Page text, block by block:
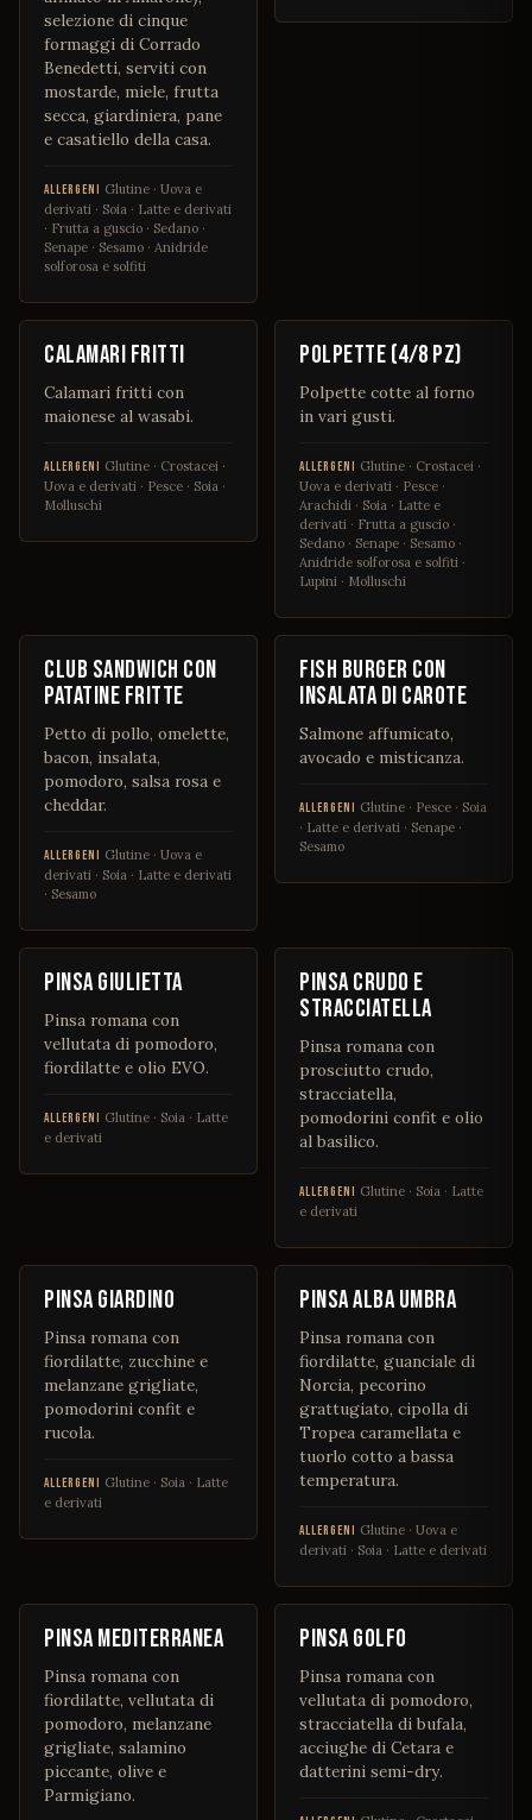
selezione di cinque
formaggi di Corrado
Benedetti, serviti con
mostarde, miele, frutta
secca, giardiniera, pane
e casatiello della casa.
ALLERGENI Glutine · Uova e
derivati · Soia · Latte e derivati
· Frutta a guscio · Sedano ·
Senape · Sesamo · Anidride
solforosa e solfiti
Calamari fritti
Calamari fritti con
maionese al wasabi.
ALLERGENI Glutine · Crostacei ·
Uova e derivati · Pesce · Soia ·
Molluschi
€ 9 / 15
Polpette (4/8 pz)
Polpette cotte al forno
in vari gusti.
ALLERGENI Glutine · Crostacei ·
Uova e derivati · Pesce ·
Arachidi · Soia · Latte e
derivati · Frutta a guscio ·
Sedano · Senape · Sesamo ·
Anidride solforosa e solfiti ·
Lupini · Molluschi
€ 14
Club sandwich con
patatine fritte
Petto di pollo, omelette,
bacon, insalata,
pomodoro, salsa rosa e
cheddar.
ALLERGENI Glutine · Uova e
derivati · Soia · Latte e derivati
· Sesamo
Fish burger con
insalata di carote
Salmone affumicato,
avocado e misticanza.
ALLERGENI Glutine · Pesce · Soia
· Latte e derivati · Senape ·
Sesamo
Pinsa Giulietta
Pinsa romana con
vellutata di pomodoro,
fiordilatte e olio EVO.
ALLERGENI Glutine · Soia · Latte
e derivati
Pinsa crudo e
stracciatella
Pinsa romana con
prosciutto crudo,
stracciatella,
pomodorini confit e olio
al basilico.
ALLERGENI Glutine · Soia · Latte
e derivati
Pinsa Giardino
Pinsa romana con
fiordilatte, zucchine e
melanzane grigliate,
pomodorini confit e
rucola.
ALLERGENI Glutine · Soia · Latte
e derivati
Pinsa alba umbra
Pinsa romana con
fiordilatte, guanciale di
Norcia, pecorino
grattugiato, cipolla di
Tropea caramellata e
tuorlo cotto a bassa
temperatura.
ALLERGENI Glutine · Uova e
derivati · Soia · Latte e derivati
€ 14
Pinsa Mediterranea
Pinsa romana con
fiordilatte, vellutata di
pomodoro, melanzane
grigliate, salamino
piccante, olive e
Parmigiano.
Pinsa Golfo
Pinsa romana con
vellutata di pomodoro,
stracciatella di bufala,
acciughe di Cetara e
datterini semi-dry.